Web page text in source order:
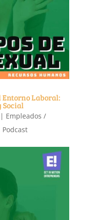
Entorno Laboral:
Social
Empleados /
Podcast